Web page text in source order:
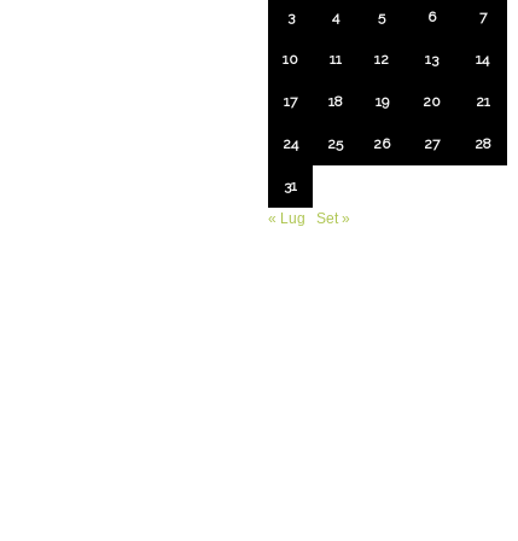
3 4 5 6 7
10 11 12 13 14
17 18 19 20 21
24 25 26 27 28
31
« Lug
Set »